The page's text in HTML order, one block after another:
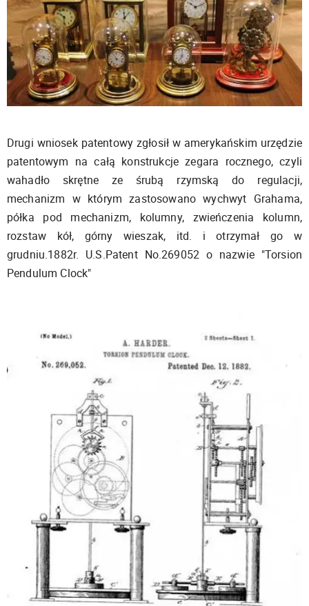
Drugi wniosek patentowy zgłosił w amerykańskim urzędzie
patentowym na całą konstrukcje zegara rocznego, czyli
wahadło skrętne ze śrubą rzymską do regulacji,
mechanizm w którym zastosowano wychwyt Grahama,
półka pod mechanizm, kolumny, zwieńczenia kolumn,
rozstaw kół, górny wieszak, itd. i otrzymał go w
grudniu.1882r. U.S.Patent No.269052 o nazwie "Torsion
Pendulum Clock"